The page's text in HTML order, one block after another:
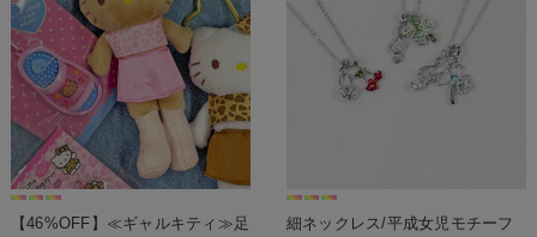
【46%OFF】≪ギャルキティ≫足
細ネックレス/平成女児モチーフ